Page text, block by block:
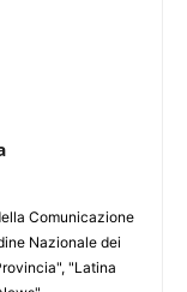
Comunicazione
Nazionale dei
"Latina